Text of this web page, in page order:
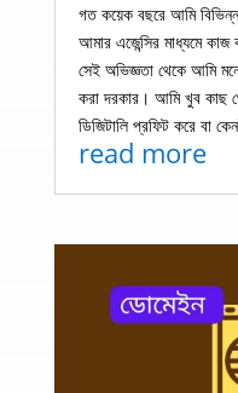
গত কয়েক বছরে আমি
আমার এজেন্সির মাধ্যমে
সেই অভিজ্ঞতা থেকে আমি
করা দরকার। আমি খুব কাছ
ডিজিটালি প্রফিট করে বা
read more